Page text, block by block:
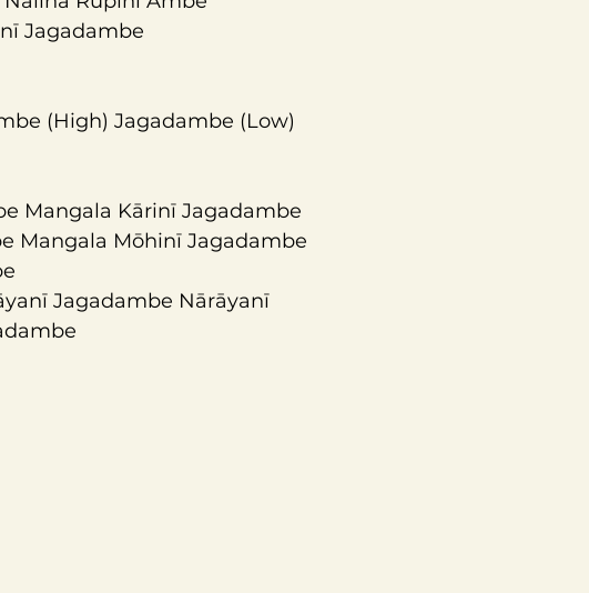
Jagadambe
(High) Jagadambe (Low)
Mangala Kārinī Jagadambe
Mangala Mōhinī Jagadambe
Jagadambe Nārāyanī